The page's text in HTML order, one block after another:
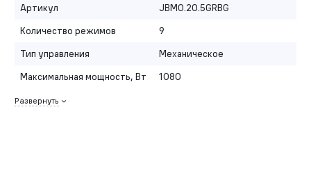
Артикул
JBMO.20.5GRBG
Количество режимов
9
Тип управления
Механическое
Максимальная мощность, Вт
1080
Развернуть